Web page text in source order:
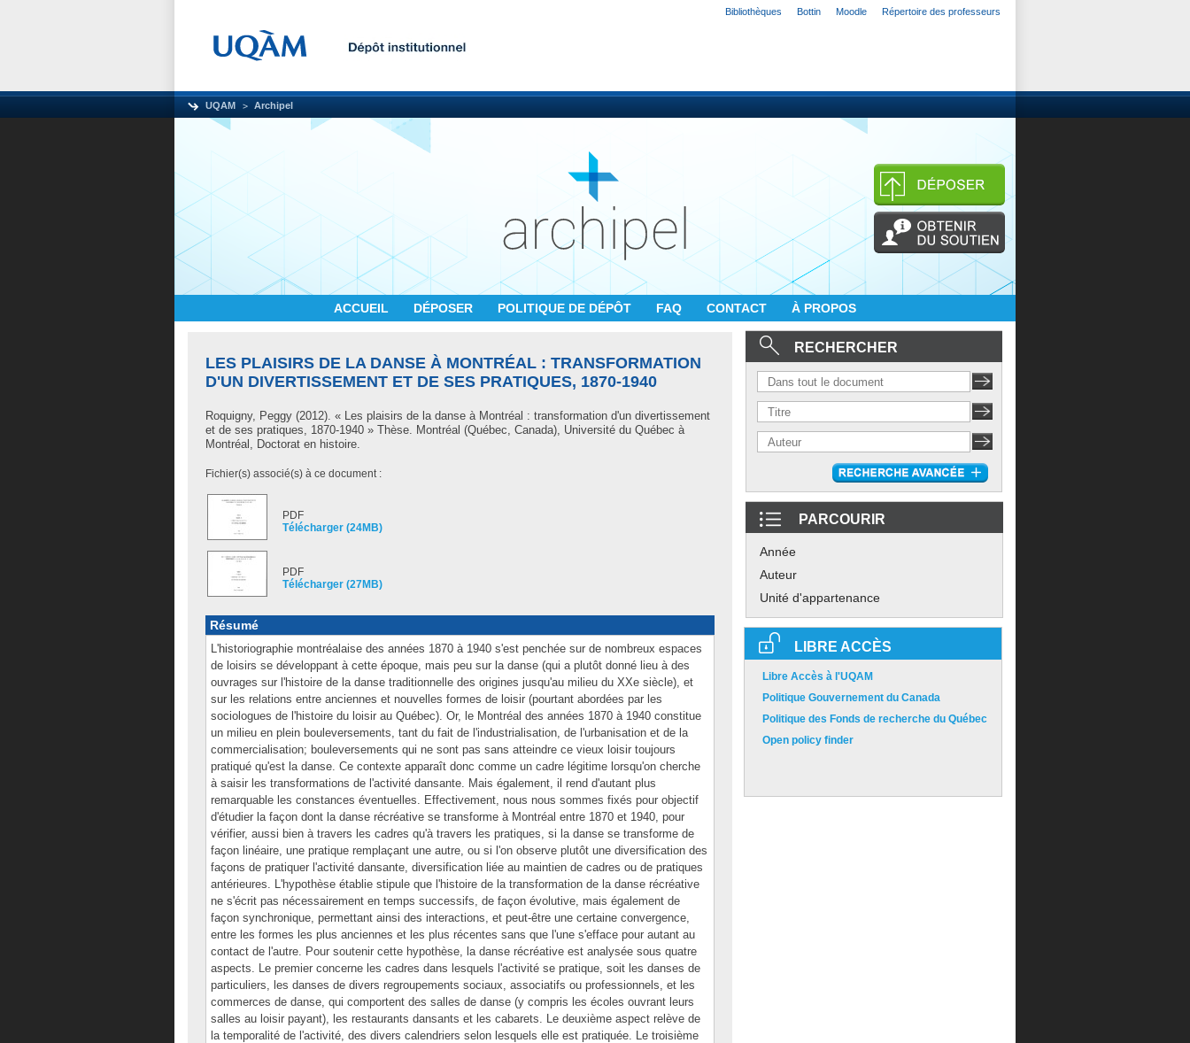
Bibliothèques Bottin Moodle Répertoire des professeurs
UQAM Archipel
ACCUEIL DÉPOSER POLITIQUE DE DÉPÔT FAQ CONTACT À PROPOS
LES PLAISIRS DE LA DANSE À MONTRÉAL : TRANSFORMATION
D'UN DIVERTISSEMENT ET DE SES PRATIQUES, 1870-1940
Roquigny, Peggy (2012). « Les plaisirs de la danse à Montréal : transformation d'un divertissement
et de ses pratiques, 1870-1940 » Thèse. Montréal (Québec, Canada), Université du Québec à
Montréal, Doctorat en histoire.
Fichier(s) associé(s) à ce document :
PDF
Télécharger (24MB)
PDF
Télécharger (27MB)
Résumé
L'historiographie montréalaise des années 1870 à 1940 s'est penchée sur de nombreux espaces
de loisirs se développant à cette époque, mais peu sur la danse (qui a plutôt donné lieu à des
ouvrages sur l'histoire de la danse traditionnelle des origines jusqu'au milieu du XXe siècle), et
sur les relations entre anciennes et nouvelles formes de loisir (pourtant abordées par les
sociologues de l'histoire du loisir au Québec). Or, le Montréal des années 1870 à 1940 constitue
un milieu en plein bouleversements, tant du fait de l'industrialisation, de l'urbanisation et de la
commercialisation; bouleversements qui ne sont pas sans atteindre ce vieux loisir toujours
pratiqué qu'est la danse. Ce contexte apparaît donc comme un cadre légitime lorsqu'on cherche
à saisir les transformations de l'activité dansante. Mais également, il rend d'autant plus
remarquable les constances éventuelles. Effectivement, nous nous sommes fixés pour objectif
d'étudier la façon dont la danse récréative se transforme à Montréal entre 1870 et 1940, pour
vérifier, aussi bien à travers les cadres qu'à travers les pratiques, si la danse se transforme de
façon linéaire, une pratique remplaçant une autre, ou si l'on observe plutôt une diversification des
façons de pratiquer l'activité dansante, diversification liée au maintien de cadres ou de pratiques
antérieures. L'hypothèse établie stipule que l'histoire de la transformation de la danse récréative
ne s'écrit pas nécessairement en temps successifs, de façon évolutive, mais également de
façon synchronique, permettant ainsi des interactions, et peut-être une certaine convergence,
entre les formes les plus anciennes et les plus récentes sans que l'une s'efface pour autant au
contact de l'autre. Pour soutenir cette hypothèse, la danse récréative est analysée sous quatre
aspects. Le premier concerne les cadres dans lesquels l'activité se pratique, soit les danses de
particuliers, les danses de divers regroupements sociaux, associatifs ou professionnels, et les
commerces de danse, qui comportent des salles de danse (y compris les écoles ouvrant leurs
salles au loisir payant), les restaurants dansants et les cabarets. Le deuxième aspect relève de
la temporalité de l'activité, des divers calendriers selon lesquels elle est pratiquée. Le troisième
RECHERCHER
PARCOURIR
Année
Auteur
Unité d'appartenance
LIBRE ACCÈS
Libre Accès à l'UQAM
Politique Gouvernement du Canada
Politique des Fonds de recherche du Québec
Open policy finder